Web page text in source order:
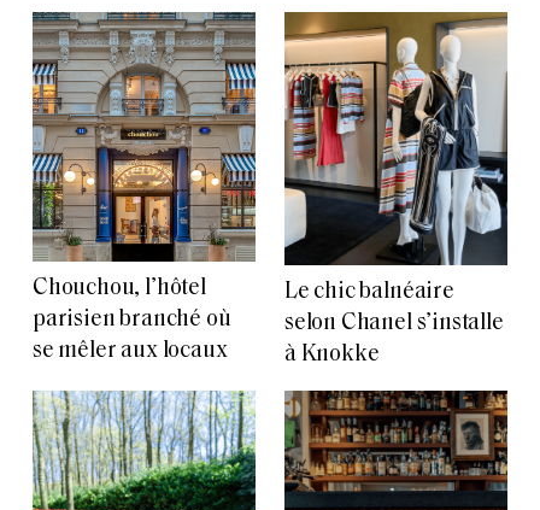
Chouchou, l’hôtel
parisien branché où
se mêler aux locaux
Le chic balnéaire
selon Chanel s’installe
à Knokke